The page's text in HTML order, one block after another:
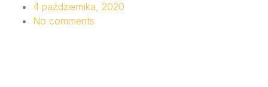
4 października, 2020
No comments